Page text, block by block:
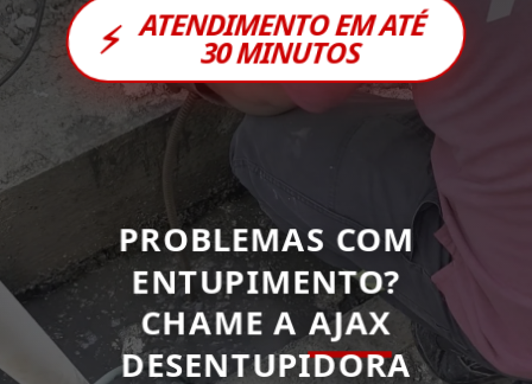
⚡ ATENDIMENTO EM ATÉ
30 MINUTOS
PROBLEMAS COM
ENTUPIMENTO?
CHAME A AJAX
DESENTUPIDORA